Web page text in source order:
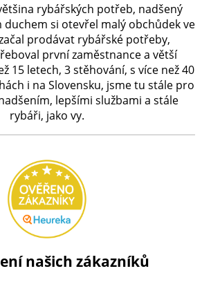
rybářských potřeb, nadšený
si otevřel malý obchůdek ve
prodávat rybářské potřeby,
první zaměstnance a větší
15 letech, 3 stěhování, s více než 40
i na Slovensku, jsme tu stále pro
lepšími službami a stále
rybáři, jako vy.
našich zákazníků